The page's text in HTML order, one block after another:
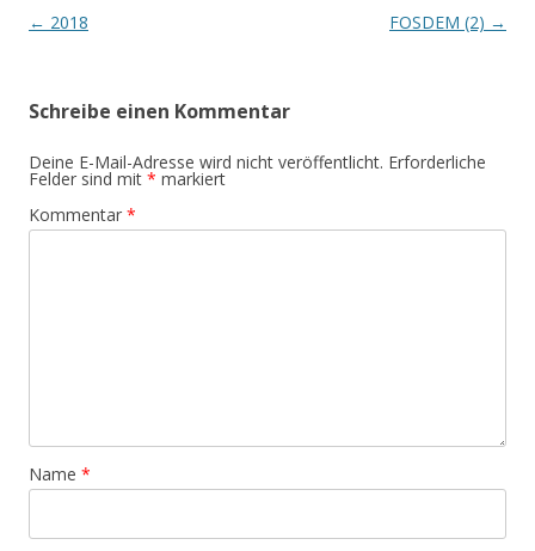
Beitrags-
← 2018 FOSDEM (2) →
Schreibe einen Kommentar
Deine E-Mail-Adresse wird nicht veröffentlicht. Erforderliche
Felder sind mit * markiert
Kommentar *
Name *